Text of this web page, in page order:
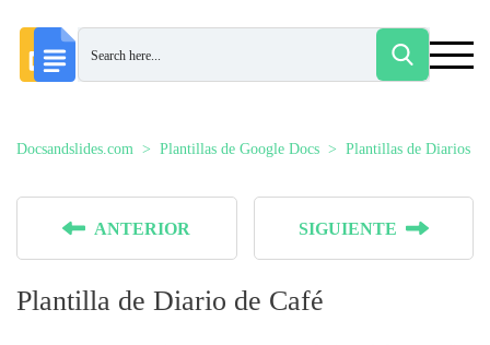
Docsandslides.com Plantillas de Google Docs Plantillas de Diarios
ANTERIOR SIGUIENTE
Plantilla de Diario de Café